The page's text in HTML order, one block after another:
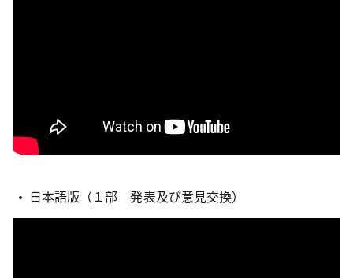
日本語版（１部 発表及び意見交換）